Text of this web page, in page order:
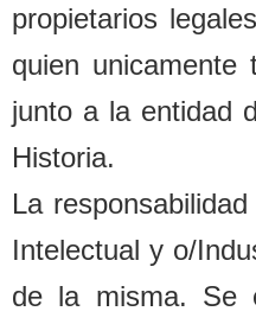
propietarios legales
quien
junto a la entidad
Historia.
La responsab
Intelectual y o/
de la misma. Se